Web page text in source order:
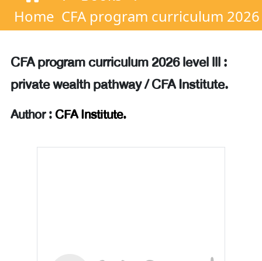
Home CFA program curriculum
CFA program curriculum 2026 level lll :
private wealth pathway / CFA Institute.
Author :CFA Institute.